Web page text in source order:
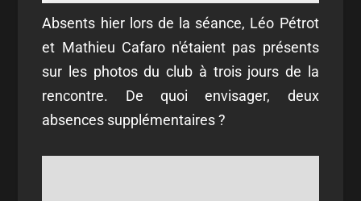
Absents hier lors de la séance, Léo Pétrot
et Mathieu Cafaro n'étaient pas présents
sur les photos du club à trois jours de la
rencontre. De quoi envisager, deux
absences supplémentaires ?